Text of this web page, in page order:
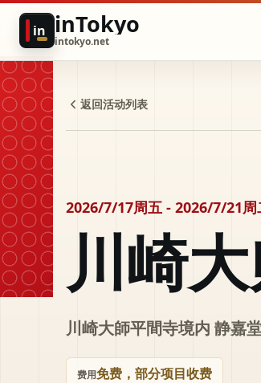
in inTokyo
intokyo.net
返回活动列表
2026/7/17周五 - 2026/7/21周
川崎
川崎大師平間寺境内 静嘉
费用免费，部分项目收费